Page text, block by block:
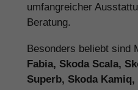
umfangreicher
Beratung.
Besonders beliebt sind
Fabia, Skoda Scala,
Superb, Skoda